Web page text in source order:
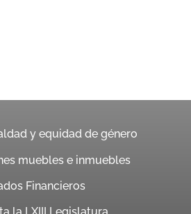
y equidad de género
muebles e inmuebles
Financieros